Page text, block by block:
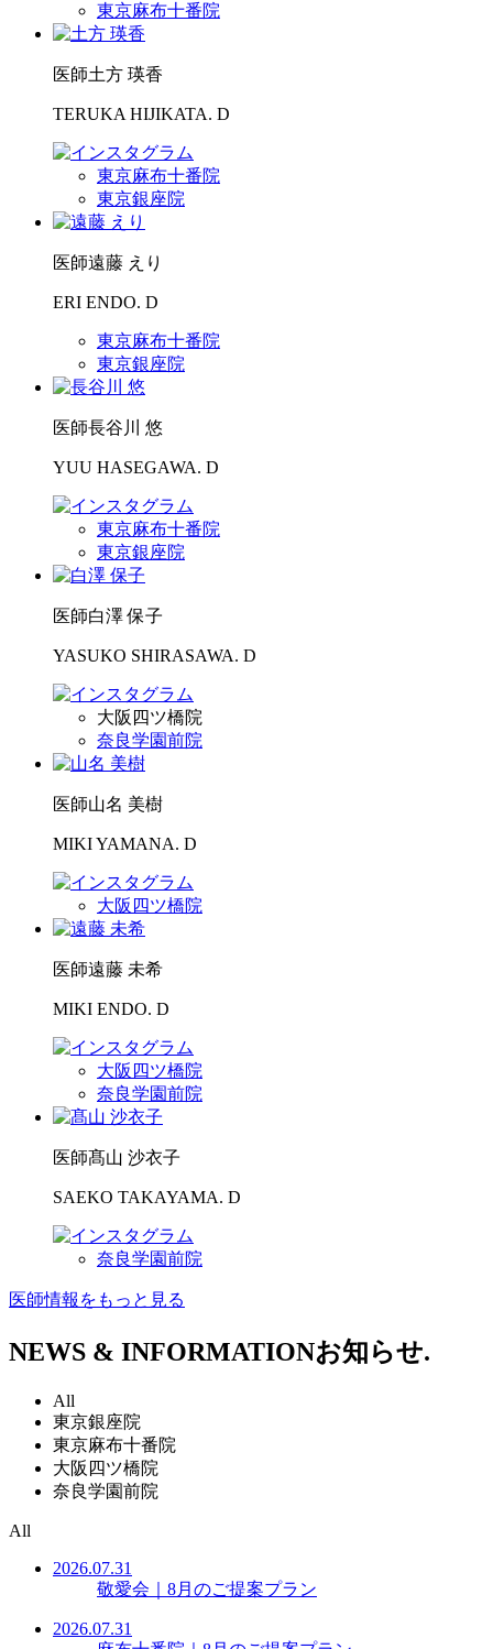
東京麻布十番院
医師土方 瑛香
TERUKA HIJIKATA. D
東京麻布十番院
東京銀座院
医師遠藤 えり
ERI ENDO. D
東京麻布十番院
東京銀座院
医師長谷川 悠
YUU HASEGAWA. D
東京麻布十番院
東京銀座院
医師白澤 保子
YASUKO SHIRASAWA. D
大阪四ツ橋院
奈良学園前院
医師山名 美樹
MIKI YAMANA. D
大阪四ツ橋院
医師遠藤 未希
MIKI ENDO. D
大阪四ツ橋院
奈良学園前院
医師髙山 沙衣子
SAEKO TAKAYAMA. D
奈良学園前院
医師情報をもっと見る
NEWS & INFORMATIONお知らせ.
All
東京銀座院
東京麻布十番院
大阪四ツ橋院
奈良学園前院
All
2026.07.31
敬愛会｜8月のご提案プラン
2026.07.31